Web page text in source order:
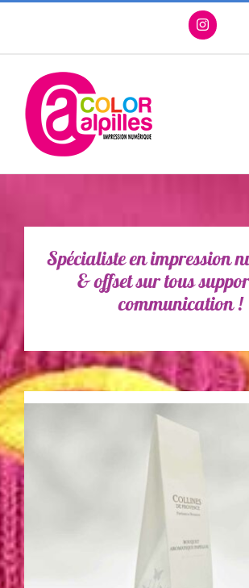
Passer
Spécialiste en impression
& offset sur tous
communication !